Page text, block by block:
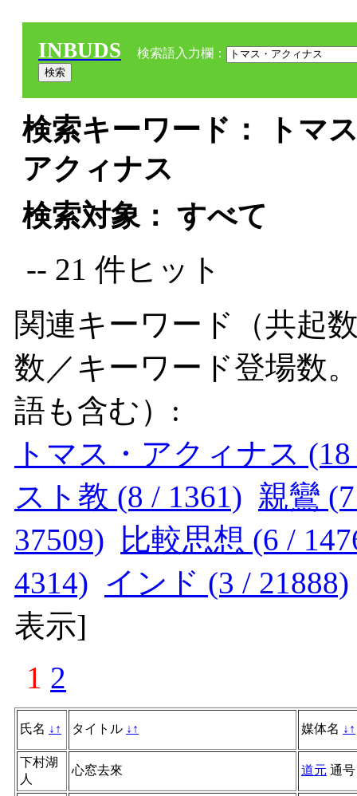
INBUDS 検索語入力欄：
検索キーワード： トマ
アクィナス
検索対象： すべて
-- 21 件ヒット
関連キーワード（共起
数／キーワード登場数
語も含む）:
トマス・アクィナス (18
スト教 (8 / 1361) 親鸞
37509)
比較思想 (6 /
4314) インド (3 / 21888)
表示]
1 2
氏名 ↓ ↑ タイトル ↓ ↑ 媒体名 ↓ ↑
下村湖
人
心窓去來 道元 通号